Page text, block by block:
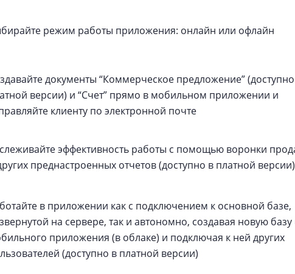
режим работы приложения: онлайн или офлайн
документы “Коммерческое предложение”
версии) и “Счет” прямо в мобильном приложении и
клиенту по электронной почте
эффективность работы с помощью воронки
преднастроенных отчетов (доступно в платной версии)
в приложении как с подключением к основной базе,
на сервере, так и автономно, создавая новую базу
приложения (в облаке) и подключая к ней других
(доступно в платной версии)